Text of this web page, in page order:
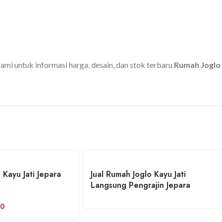
untuk informasi harga, desain, dan stok terbaru Rumah Joglo
Jati Jepara
Jual Rumah Joglo Kayu Jati
Langsung Pengrajin Jepara